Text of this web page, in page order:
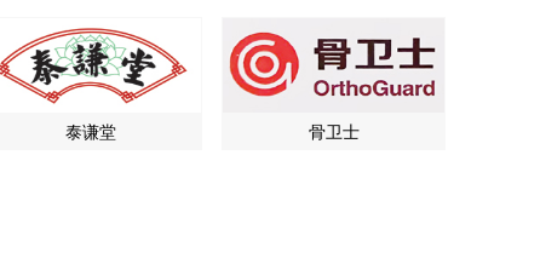
泰谦堂 骨卫士